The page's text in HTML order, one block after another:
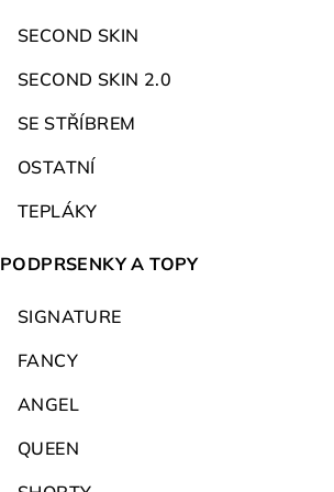
SECOND SKIN
SECOND SKIN 2.0
SE STŘÍBREM
OSTATNÍ
TEPLÁKY
PODPRSENKY A TOPY
SIGNATURE
FANCY
ANGEL
QUEEN